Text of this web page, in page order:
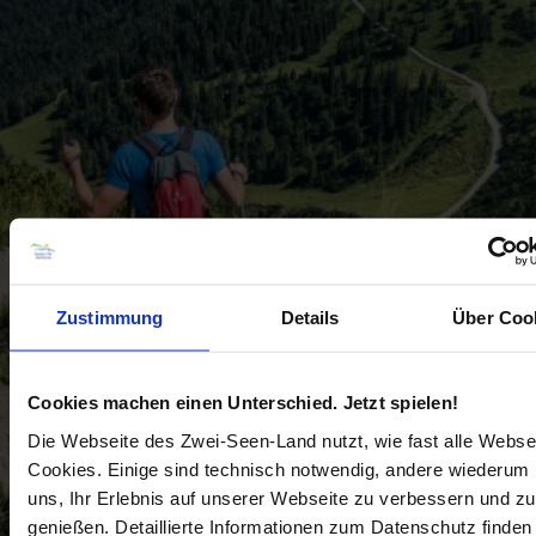
Zustimmung Details Über
Cookies machen einen Unterschied. Jetzt spielen!
Die Webseite des Zwei-Seen-Land nutzt, wie fast alle
Cookies. Einige sind technisch notwendig, andere wiederum
uns, Ihr Erlebnis auf unserer Webseite zu verbessern und zu
genießen. Detaillierte Informationen zum Datenschutz finden